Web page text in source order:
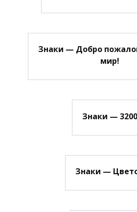
Знаки — Добро
мир!
Знаки — 3200
Знаки —